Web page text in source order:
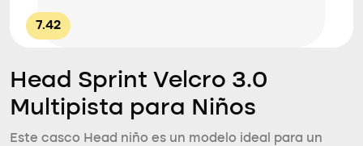
7.42
Head Sprint Velcro 3.0
Multipista para Niños
Este casco Head niño es un modelo ideal para un